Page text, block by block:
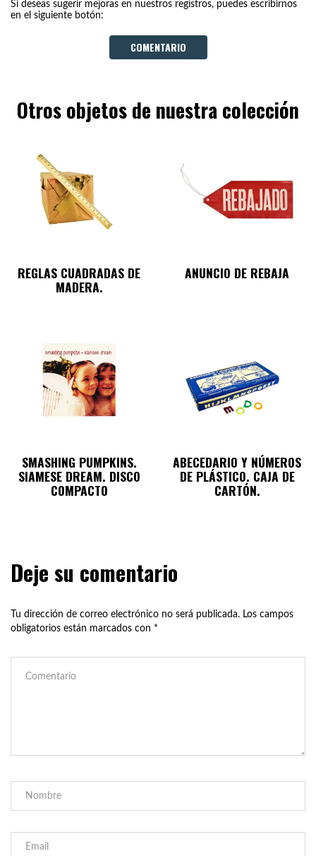
Si deseas sugerir mejoras en nuestros registros, puedes escribirnos
en el siguiente botón:
COMENTARIO
Otros objetos de nuestra colección
REGLAS CUADRADAS DE
MADERA.
ANUNCIO DE REBAJA
SMASHING PUMPKINS.
SIAMESE DREAM. DISCO
COMPACTO
ABECEDARIO Y NÚMEROS
DE PLÁSTICO. CAJA DE
CARTÓN.
Deje su comentario
Tu dirección de correo electrónico no será publicada. Los campos
obligatorios están marcados con *